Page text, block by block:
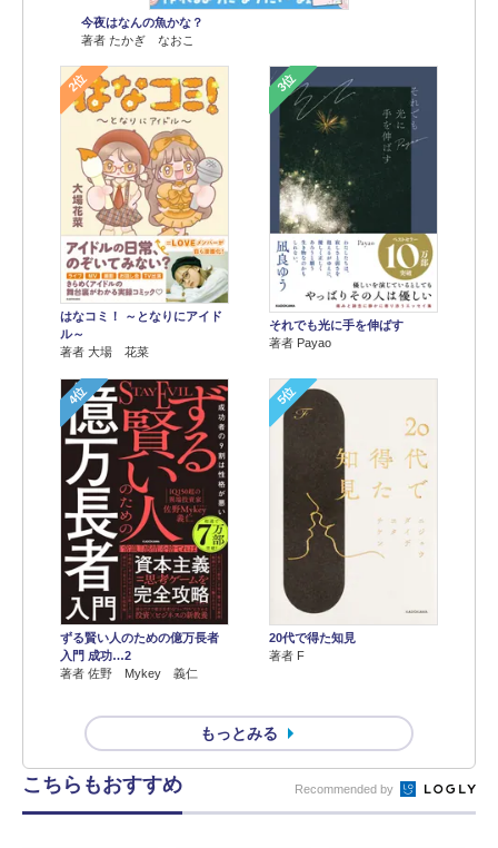
今夜はなんの魚かな？
著者 たかぎ なおこ
2位
はなコミ！ ～となりにアイド
ル～
著者 大場 花菜
3位
それでも光に手を伸ばす
著者 Payao
4位
ずる賢い人のための億万長者
入門 成功…2
著者 佐野 Mykey 義仁
5位
20代で得た知見
著者 F
もっとみる
こちらもおすすめ Recommended by